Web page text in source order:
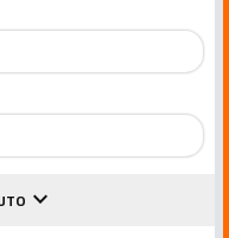
keyboard_arrow_down